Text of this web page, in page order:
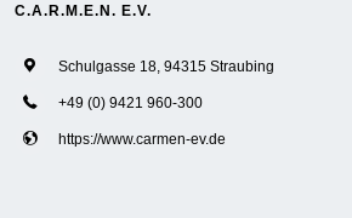
C.A.R.M.E.N. E.V.
Schulgasse 18, 94315 Straubing
+49 (0) 9421 960-300
https://www.carmen-ev.de